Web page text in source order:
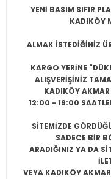
YENİ BASIM SIFIR
KADIKÖY
ALMAK İSTEDİĞİNİZ
KARGO YERİNE
ALIŞVERİŞİNİZ
KADIKÖY
12:00 - 19:00
SİTEMİZDE
SADECE BİR
ARADIĞINIZ YA DA
VEYA KADIKÖY